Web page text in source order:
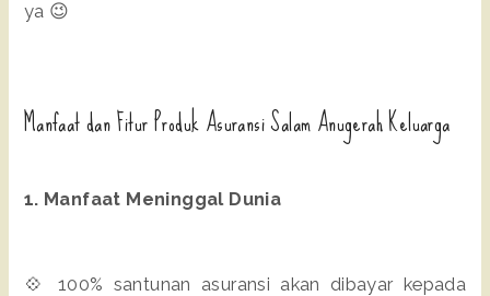
ya 😉
Manfaat dan Fitur Produk Asuransi Salam Anugerah Keluarga
1. Manfaat Meninggal Dunia
💠 100% santunan asuransi akan dibayar kepada